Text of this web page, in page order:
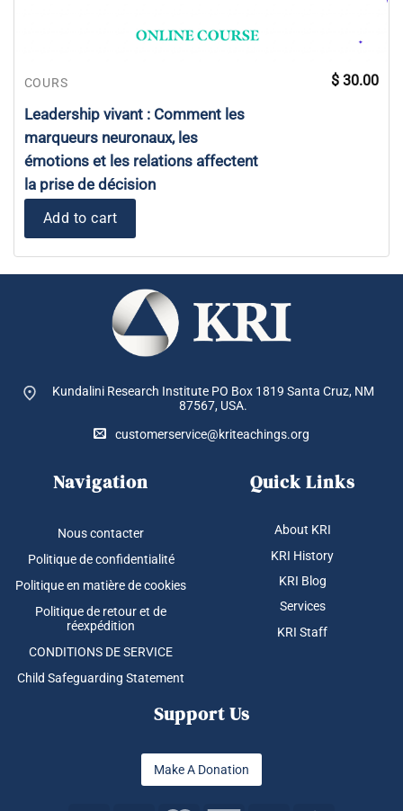
COURS
Leadership vivant : Comment les
marqueurs neuronaux, les
émotions et les relations affectent
la prise de décision
$ 30.00
Add to cart
Kundalini Research Institute PO Box 1819 Santa Cruz, NM
87567, USA.
customerservice@kriteachings.org
Navigation
Nous contacter
Politique de confidentialité
Politique en matière de cookies
Politique de retour et de
réexpédition
CONDITIONS DE SERVICE
Child Safeguarding Statement
Quick Links
About KRI
KRI History
KRI Blog
Services
KRI Staff
Support Us
Make A Donation